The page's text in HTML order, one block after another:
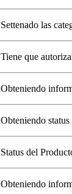
Settenado las
Tiene que
Obteniendo
Obteniendo
Status del
Obteniendo